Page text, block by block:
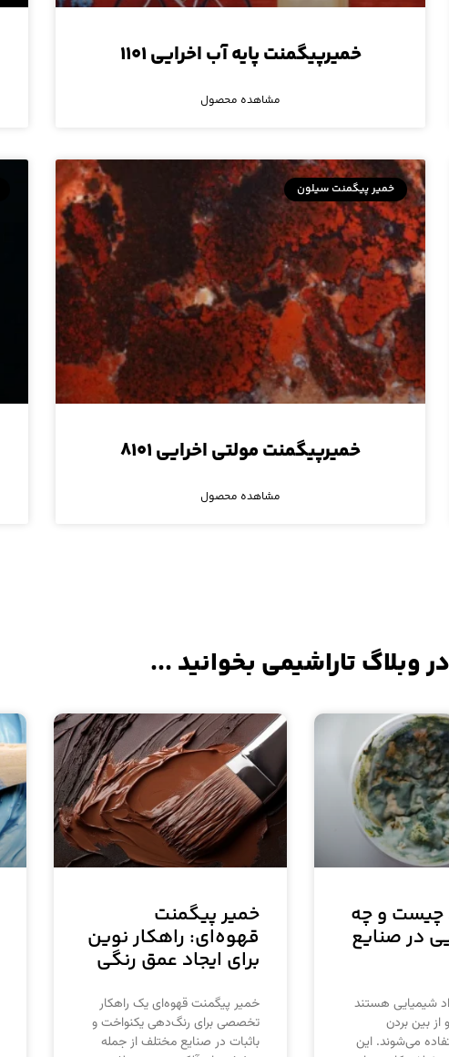
خمیرپیگمنت پایه آب اخرایی ۱۱۰۱
مشاهده محصول
خمیر پیگمنت سیلون
خمیرپیگمنت مولتی اخرایی ۸۱۰۱
مشاهده محصول
در وبلاگ تاراشیمی بخوانید ...
چیست و چه
در صنایع
شیمیایی هستند
از بین بردن
می‌شوند. این
خمیر پیگمنت
قهوه‌ای: راهکار نوین
برای ایجاد عمق رنگی
خمیر پیگمنت قهوه‌ای یک راهکار
تخصصی برای رنگ‌دهی یکنواخت و
باثبات در صنایع مختلف از جمله